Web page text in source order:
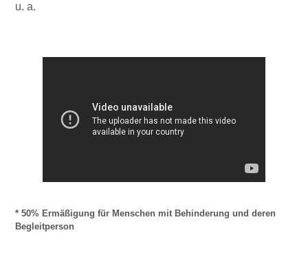
u. a.
* 50% Ermäßigung für Menschen mit Behinderung und deren
Begleitperson